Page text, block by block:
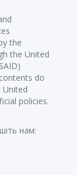
the
the United
do
policies.
нам: